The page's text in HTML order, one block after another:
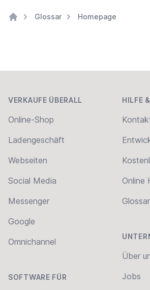
Glossar Homepage
VERKAUFE ÜBERALL
Online-Shop
Ladengeschäft
Webseiten
Social Media
Messenger
Google
Omnichannel
SOFTWARE FÜR
HILFE
Online
Glossar
Über
Jobs